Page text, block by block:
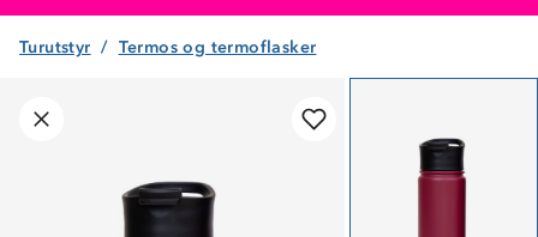
Produktet er lagt i handlekurven
Turutstyr Termos og termoflasker